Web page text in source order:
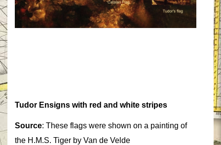
Tudor Ensigns with red and white stripes
Source: These flags were shown on a painting of
the H.M.S. Tiger by Van de Velde